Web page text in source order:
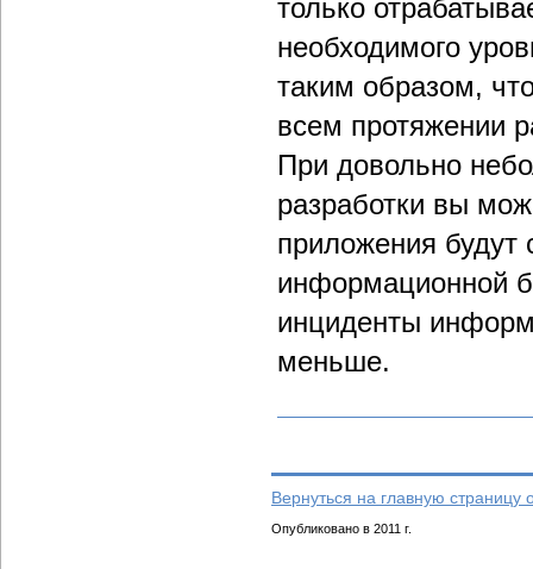
только
необходимого
таким образом,
всем протяжении
При довольно
разработки вы
приложения будут
информационной
инциденты
меньше.
Вернуться на главную страницу
Опубликовано в 2011 г.